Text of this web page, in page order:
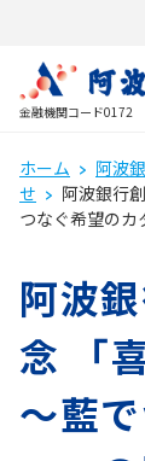
金融機関コード0172
ホーム 阿波
せ
阿波銀行
つなぐ希望のカ
阿波
念 「
～藍